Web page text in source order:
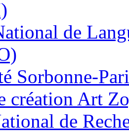
de
Sorbonne-
création Art
de